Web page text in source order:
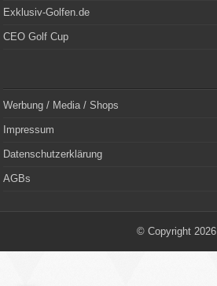
Exklusiv-Golfen.de
CEO Golf Cup
Werbung / Media / Shops
Impressum
Datenschutzerklärung
AGBs
© Copyright 2026